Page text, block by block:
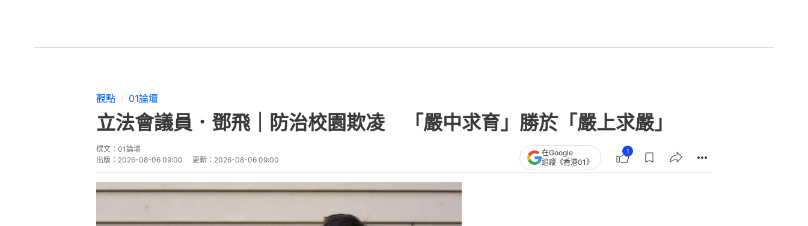
觀點 01論壇
立法會議員．鄧飛｜防治校園欺凌 「嚴中求育」勝於「嚴上求嚴」
撰文： 01論壇
出版： 2026-08-06 09:00 更新： 2026-08-06 09:00
在Google
追蹤《香港01》
1